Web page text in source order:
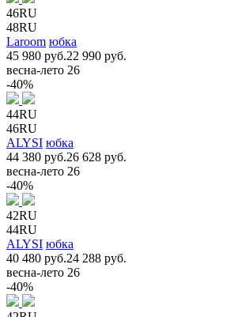
46RU
48RU
Laroom юбка
45 980 руб.22 990 руб.
весна-лето 26
-40%
44RU
46RU
ALYSI юбка
44 380 руб.26 628 руб.
весна-лето 26
-40%
42RU
44RU
ALYSI юбка
40 480 руб.24 288 руб.
весна-лето 26
-40%